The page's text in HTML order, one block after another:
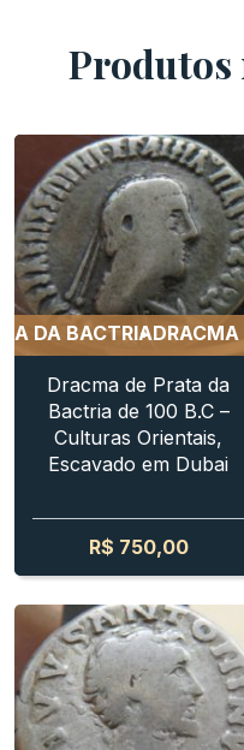
Produtos
BACTRIADRACMA DA
Dracma de Prata da
Bactria de 100 B.C –
Culturas Orientais,
Escavado em Dubai
R$ 750,00
DE GALBA -